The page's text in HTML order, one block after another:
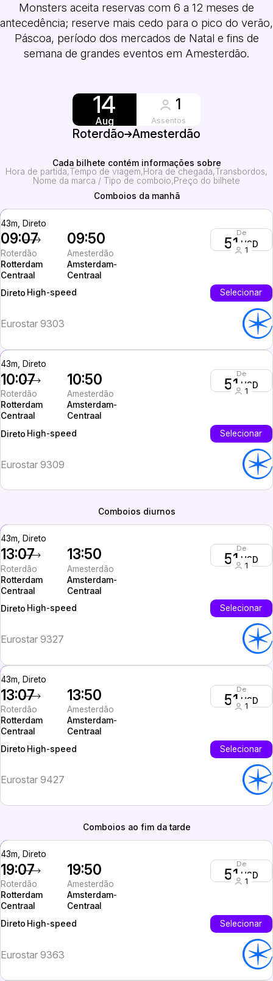
Monsters aceita reservas com 6 a 12 meses de
antecedência; reserve mais cedo para o pico do verão,
Páscoa, período dos mercados de Natal e fins de
semana de grandes eventos em Amesterdão.
14
Aug
1
Assentos
Roterdão Amesterdão
Cada bilhete contém informações sobre
Hora de partida Tempo de viagem Hora de chegada Transbordos
Nome da marca / Tipo de comboio Preço do bilhete
Comboios da manhã
43m, Direto
09:07
Roterdão
Rotterdam
Centraal
09:50
Amesterdão
Amsterdam-
Centraal
De
51USD
1
Direto High-speed Selecionar
Eurostar 9303
43m, Direto
10:07
Roterdão
Rotterdam
Centraal
10:50
Amesterdão
Amsterdam-
Centraal
De
51USD
1
Direto High-speed Selecionar
Eurostar 9309
Comboios diurnos
43m, Direto
13:07
Roterdão
Rotterdam
Centraal
13:50
Amesterdão
Amsterdam-
Centraal
De
51USD
1
Direto High-speed Selecionar
Eurostar 9327
43m, Direto
13:07
Roterdão
Rotterdam
Centraal
13:50
Amesterdão
Amsterdam-
Centraal
De
51USD
1
Direto High-speed Selecionar
Eurostar 9427
Comboios ao fim da tarde
43m, Direto
19:07
Roterdão
Rotterdam
Centraal
19:50
Amesterdão
Amsterdam-
Centraal
De
51USD
1
Direto High-speed Selecionar
Eurostar 9363